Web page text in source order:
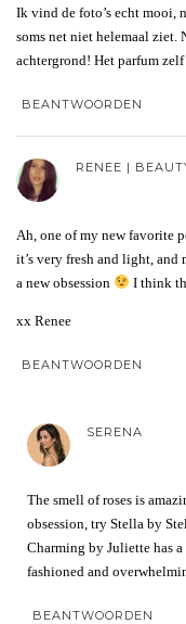
Ik vind de foto’s echt mooi,
soms net niet helemaal ziet.
achtergrond! Het parfum
BEANTWOORDEN
RENEE |
Ah, one of my new favorite
it’s very fresh and light,
a new obsession
I think
xx Renee
BEANTWOORDEN
SERENA
The smell of roses is
obsession, try Stella by
Charming by Juliette has
fashioned and
BEANTWOORDEN